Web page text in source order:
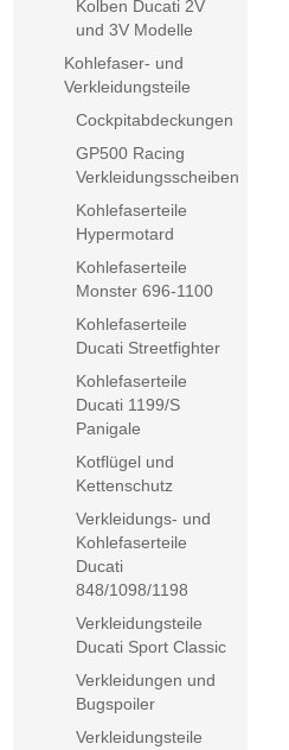
Kolben Ducati 2V
und 3V Modelle
Kohlefaser- und
Verkleidungsteile
Cockpitabdeckungen
GP500 Racing
Verkleidungsscheiben
Kohlefaserteile
Hypermotard
Kohlefaserteile
Monster 696-1100
Kohlefaserteile
Ducati Streetfighter
Kohlefaserteile
Ducati 1199/S
Panigale
Kotflügel und
Kettenschutz
Verkleidungs- und
Kohlefaserteile
Ducati
848/1098/1198
Verkleidungsteile
Ducati Sport Classic
Verkleidungen und
Bugspoiler
Verkleidungsteile